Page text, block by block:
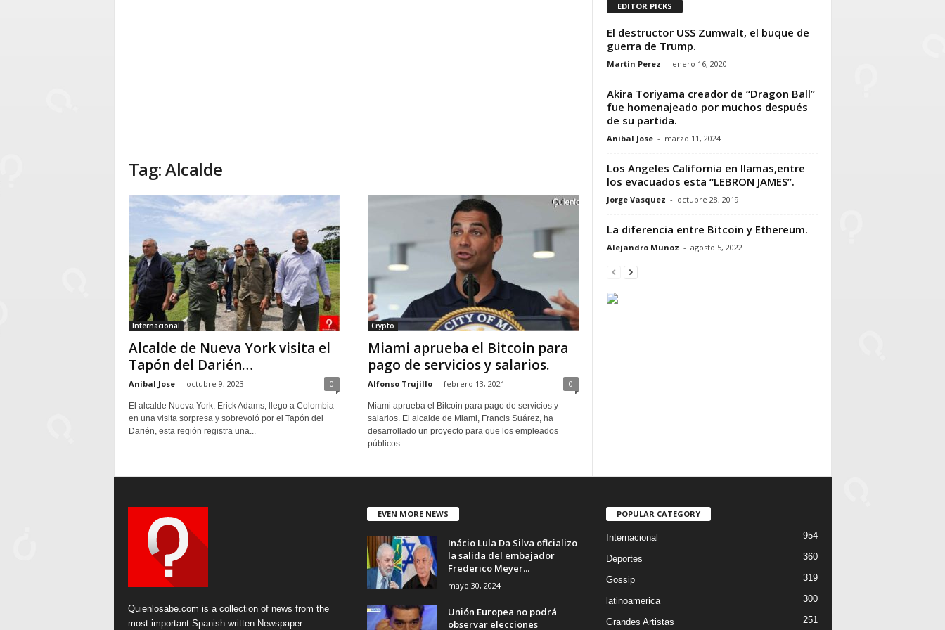
Tag: Alcalde
Internacional
Alcalde de Nueva York visita el
Tapón del Darién…
Anibal Jose - octubre 9, 2023 0
El alcalde Nueva York, Erick Adams, llego a Colombia
en una visita sorpresa y sobrevoló por el Tapón del
Darién, esta región registra una...
Crypto
Miami aprueba el Bitcoin para
pago de servicios y salarios.
Alfonso Trujillo - febrero 13, 2021 0
Miami aprueba el Bitcoin para pago de servicios y
salarios. El alcalde de Miami, Francis Suárez, ha
desarrollado un proyecto para que los empleados
públicos...
EDITOR PICKS
El destructor USS Zumwalt, el buque de
guerra de Trump.
Martin Perez - enero 16, 2020
Akira Toriyama creador de “Dragon Ball”
fue homenajeado por muchos después
de su partida.
Anibal Jose - marzo 11, 2024
Los Angeles California en llamas,entre
los evacuados esta “LEBRON JAMES”.
Jorge Vasquez - octubre 28, 2019
La diferencia entre Bitcoin y Ethereum.
Alejandro Munoz - agosto 5, 2022
Quienlosabe.com is a collection of news from the
most important Spanish written Newspaper.
EVEN MORE NEWS
Inácio Lula Da Silva oficializo
la salida del embajador
Frederico Meyer...
mayo 30, 2024
Unión Europea no podrá
observar elecciones
POPULAR CATEGORY
Internacional 954
Deportes 360
Gossip 319
latinoamerica 300
Grandes Artistas 251